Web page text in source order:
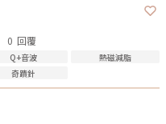
0 回覆
Q+音波
熱磁減脂
奇蹟針